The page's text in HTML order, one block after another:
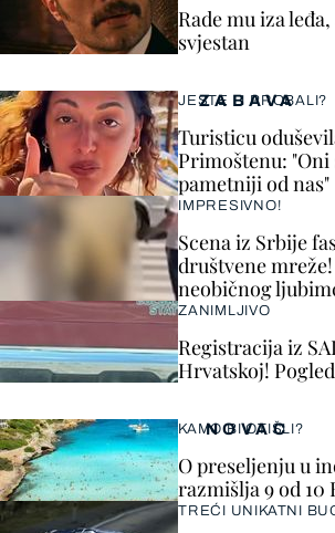
ZABAVA
JESTE LI PROBALI?
Turisticu
Primoštenu: "Oni
pametniji od nas"
IMPRESIVNO!
Scena iz Srbije
društvene
neobičnog
ZANIMLJIVO
Registracija iz
Hrvatskoj!
Rade mu iza
svjestan
NOVAC
KAMO BI OTIŠLI?
O preseljenju u
razmišlja 9 od 10
TREĆI UNIKATNI